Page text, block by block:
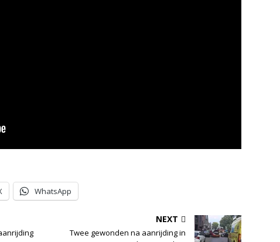
WhatsApp
NEXT
Twee gewonden na aanrijding in